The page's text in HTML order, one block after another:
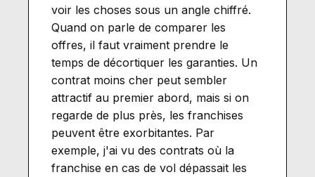
voir les choses sous un angle chiffré.
Quand on parle de comparer les
offres, il faut vraiment prendre le
temps de décortiquer les garanties. Un
contrat moins cher peut sembler
attractif au premier abord, mais si on
regarde de plus près, les franchises
peuvent être exorbitantes. Par
exemple, j'ai vu des contrats où la
franchise en cas de vol dépassait les